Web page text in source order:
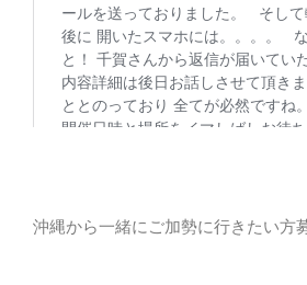
沖縄から一緒にご加勢に行きたい方